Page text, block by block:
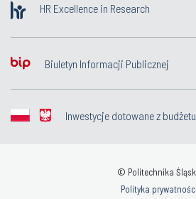
HR Excellence in Research
Biuletyn Informacji Publicznej
Inwestycje dotowane z
© Politechnika
Polityka prywatności